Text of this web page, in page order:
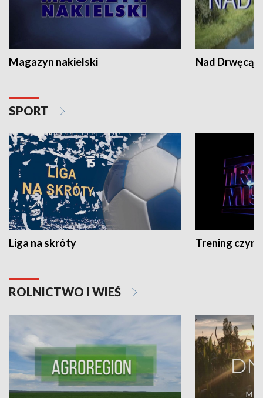
Magazyn nakielski Nad Drwęcą
SPORT
Liga na skróty Trening czyni
ROLNICTWO I WIEŚ